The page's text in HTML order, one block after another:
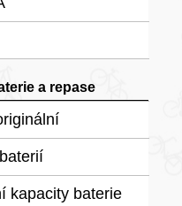
a repase
kapacity baterie